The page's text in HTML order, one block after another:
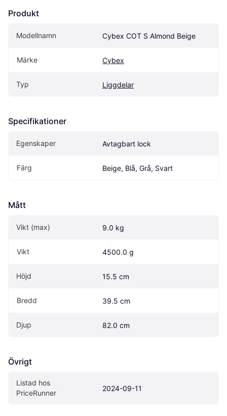
Produkt
Modellnamn Cybex COT S Almond Beige
Märke Cybex
Typ Liggdelar
Specifikationer
Egenskaper Avtagbart lock
Färg Beige, Blå, Grå, Svart
Mått
Vikt (max) 9.0 kg
Vikt 4500.0 g
Höjd 15.5 cm
Bredd 39.5 cm
Djup 82.0 cm
Övrigt
Listad hos
PriceRunner
2024-09-11